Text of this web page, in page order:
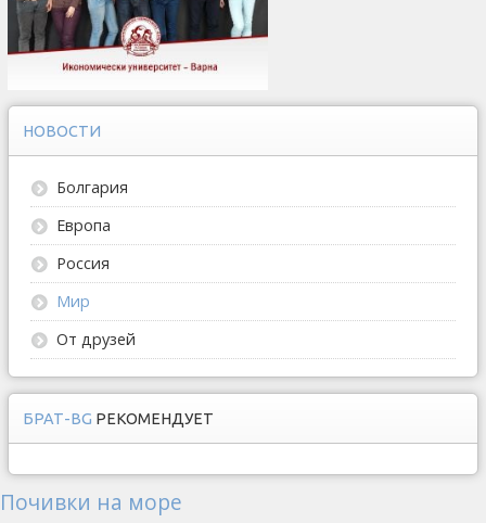
НОВОСТИ
Болгария
Европа
Россия
Мир
От друзей
БРАТ-BG РЕКОМЕНДУЕТ
Почивки на море